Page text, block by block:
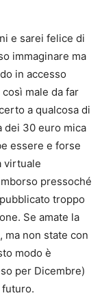
e sarei felice di
immaginare ma
in accesso
male da far
a qualcosa di
dei 30 euro mica
essere e forse
virtuale
pressoché
troppo
Se amate la
ma non state con
modo è
per Dicembre)